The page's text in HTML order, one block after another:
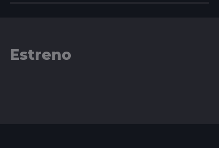
Estreno